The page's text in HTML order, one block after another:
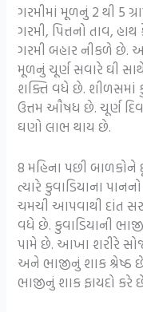
ગરમીમાં મૂળનું 2 થી 5
ગરમી, પિત્તનો તાવ,
ગરમી બહાર નીકળે છે.
મૂળનું ચૂર્ણ સવારે ઘી
શક્તિ વધે છે.
ઉત્તમ ઔષધ છે. ચૂર્ણ
ઘણો લાભ થાય છે.
8 મહિના પછી
ત્યારે કુવાડિયાના
ચમચી આપવાથી દાંત
વધે છે. કુવાડિયાની
પામે છે. આખા શરીરે
અને ભાજીનું શાક શ્રેષ્ઠ
ભાજીનું શાક ફાયદો કરે